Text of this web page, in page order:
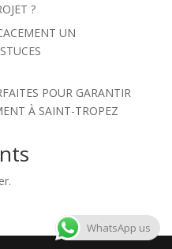
?
UN
POUR GARANTIR
À SAINT-TROPEZ
WhatsApp us